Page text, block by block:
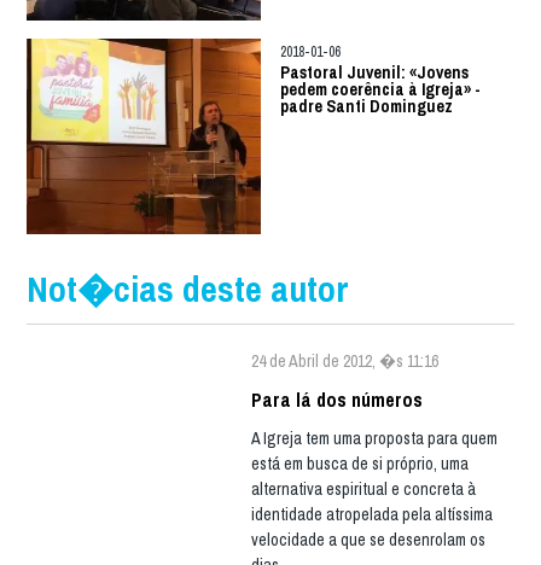
2018-01-06
Pastoral Juvenil: «Jovens
pedem coerência à Igreja» -
padre Santi Dominguez
Not�cias deste autor
24 de Abril de 2012, �s 11:16
Para lá dos números
A Igreja tem uma proposta para quem
está em busca de si próprio, uma
alternativa espiritual e concreta à
identidade atropelada pela altíssima
velocidade a que se desenrolam os